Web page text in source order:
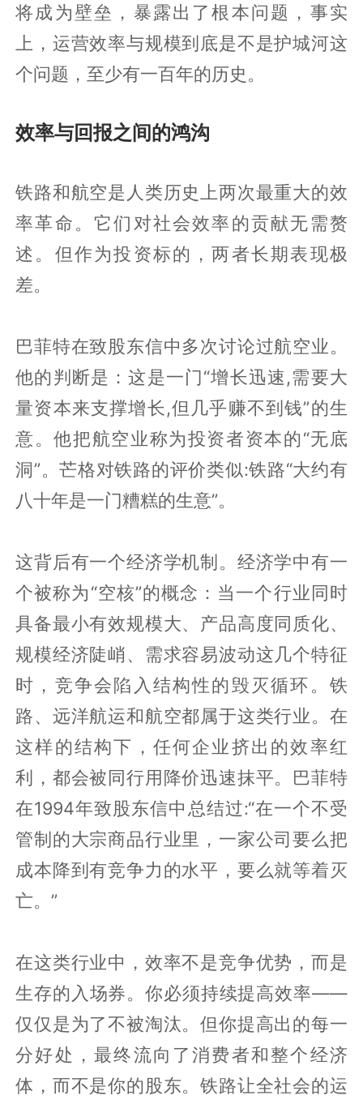
将成为壁垒，暴露出了根本问题，事实
上，运营效率与规模到底是不是护城河这
个问题，至少有一百年的历史。
效率与回报之间的鸿沟
铁路和航空是人类历史上两次最重大的效
率革命。它们对社会效率的贡献无需赘
述。但作为投资标的，两者长期表现极
差。
巴菲特在致股东信中多次讨论过航空业。
他的判断是：这是一门“增长迅速,需要大
量资本来支撑增长,但几乎赚不到钱”的生
意。他把航空业称为投资者资本的“无底
洞”。芒格对铁路的评价类似:铁路“大约有
八十年是一门糟糕的生意”。
这背后有一个经济学机制。经济学中有一
个被称为“空核”的概念：当一个行业同时
具备最小有效规模大、产品高度同质化、
规模经济陡峭、需求容易波动这几个特征
时，竞争会陷入结构性的毁灭循环。铁
路、远洋航运和航空都属于这类行业。在
这样的结构下，任何企业挤出的效率红
利，都会被同行用降价迅速抹平。巴菲特
在1994年致股东信中总结过:“在一个不受
管制的大宗商品行业里，一家公司要么把
成本降到有竞争力的水平，要么就等着灭
亡。”
在这类行业中，效率不是竞争优势，而是
生存的入场券。你必须持续提高效率——
仅仅是为了不被淘汰。但你提高出的每一
分好处，最终流向了消费者和整个经济
体，而不是你的股东。铁路让全社会的运